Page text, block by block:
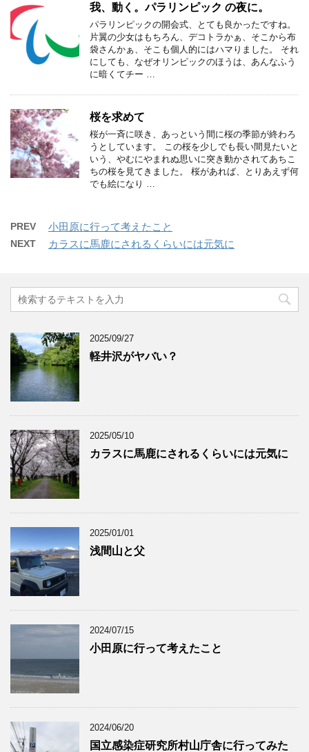
我、動く。パラリンピック の夜に。
パラリンピックの開会式、とても良かったですね。
片翼の少女はもちろん、デコトラかぁ、そこから布
袋さんかぁ、そこも個人的にはハマりました。 それ
にしても、なぜオリンピックのほうは、あんなふう
に暗くてチー …
桜を求めて
桜が一斉に咲き、あっという間に桜の季節が終わろ
うとしています。 この桜を少しでも長い間見たいと
いう、やむにやまれぬ思いに突き動かされてあちこ
ちの桜を見てきました。 桜があれば、とりあえず何
でも絵になり …
PREV 小田原に行って考えたこと
NEXT カラスに馬鹿にされるくらいには元気に
2025/09/27
軽井沢がヤバい？
2025/05/10
カラスに馬鹿にされるくらいには元気に
2025/01/01
浅間山と父
2024/07/15
小田原に行って考えたこと
2024/06/20
国立感染症研究所村山庁舎に行ってみた